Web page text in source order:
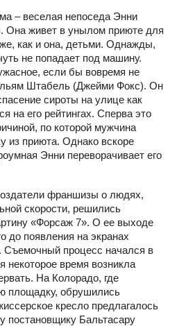
– веселая непоседа Энни
Она живет в унылом приюте для
как и она, детьми. Однажды,
не попадает под машину.
если бы вовремя не
Штабель (Джейми Фокс). Он
сироты на улице как
на его рейтингах. Сперва это
по которой мужчина
из приюта. Однако вскоре
Энни переворачивает его
франшизы о людях,
скорости, решились
«Форсаж 7». О ее выходе
до появления на экранах
процесс начался в
некоторое время возникла
На Колорадо, где
площадку, обрушились
кресло предлагалось
постановщику Бальтасару